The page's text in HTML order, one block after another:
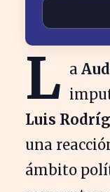
L a
Luis
una
ámbito